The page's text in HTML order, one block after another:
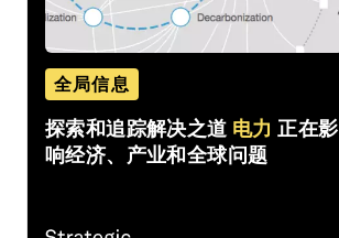
全局信息
探索和追踪解决之道 电力 正在影
响经济、产业和全球问题